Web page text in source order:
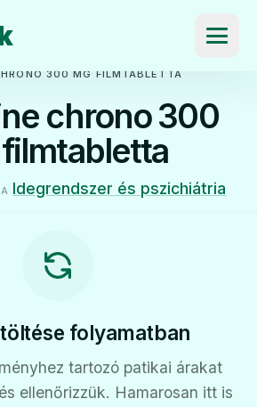
300 MG FILMTABLETTA
chrono 300
Idegrendszer és pszichiátria
folyamatban
tartozó patikai árakat
ellenőrizzük. Hamarosan itt is